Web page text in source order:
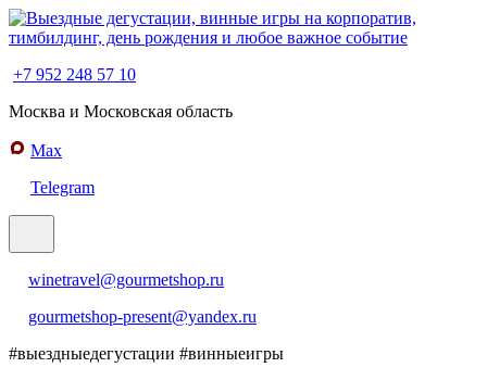
+7 952 248 57 10
Москва и Московская область
Max
Telegram
winetravel@gourmetshop.ru
gourmetshop-present@yandex.ru
#выездныедегустации #винныеигры